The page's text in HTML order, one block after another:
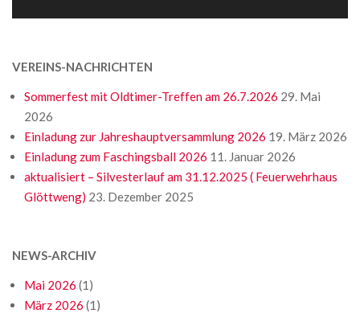
VEREINS-NACHRICHTEN
Sommerfest mit Oldtimer-Treffen am 26.7.2026 29. Mai
2026
Einladung zur Jahreshauptversammlung 2026 19. März 2026
Einladung zum Faschingsball 2026 11. Januar 2026
aktualisiert – Silvesterlauf am 31.12.2025 ( Feuerwehrhaus
Glöttweng) 23. Dezember 2025
NEWS-ARCHIV
Mai 2026 (1)
März 2026 (1)